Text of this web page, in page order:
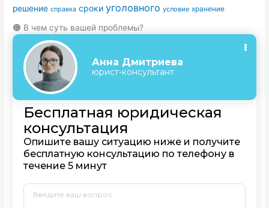
решение справка сроки уголовного условие хранение
🟠 В чем суть вашей проблемы?